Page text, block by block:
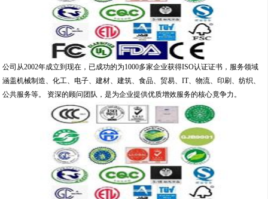
公司从2002年成立到现在，已成功的为1000多家企业获得ISO认证证书，服务领域
涵盖机械制造、化工、电子、建材、建筑、食品、贸易、IT、物流、印刷、纺织、
公共服务等。 资深的顾问团队，是为企业提供优质增效服务的核心竟争力。